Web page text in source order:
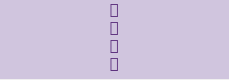



